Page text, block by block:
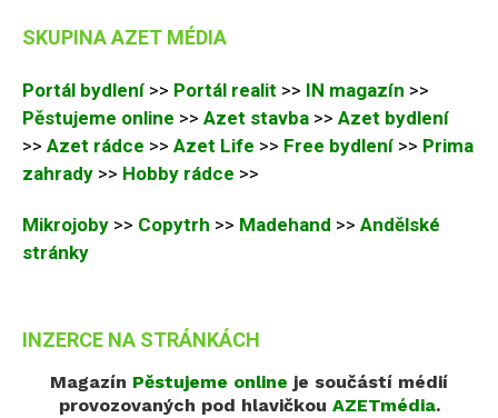
SKUPINA AZET MÉDIA
Portál bydlení >> Portál realit >> IN magazín >>
Pěstujeme online >> Azet stavba >> Azet bydlení
>> Azet rádce >> Azet Life >> Free bydlení >> Prima
zahrady >> Hobby rádce >>
Mikrojoby >> Copytrh >> Madehand >> Andělské
stránky
INZERCE NA STRÁNKÁCH
Magazín Pěstujeme online je součástí médií
provozovaných pod hlavičkou AZETmédia.